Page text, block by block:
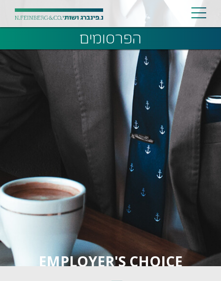
הפרסומים
EMPLOYER'S CHOICE